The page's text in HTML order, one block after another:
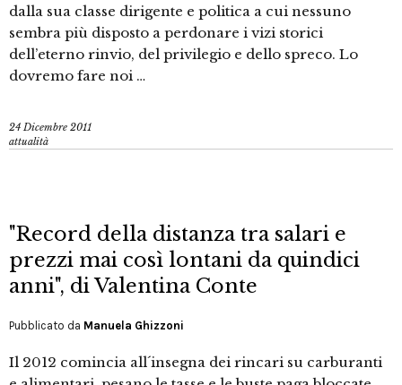
dalla sua classe dirigente e politica a cui nessuno
sembra più disposto a perdonare i vizi storici
dell’eterno rinvio, del privilegio e dello spreco. Lo
dovremo fare noi …
24 Dicembre 2011
attualità
"Record della distanza tra salari e
prezzi mai così lontani da quindici
anni", di Valentina Conte
Pubblicato da Manuela Ghizzoni
Il 2012 comincia all´insegna dei rincari su carburanti